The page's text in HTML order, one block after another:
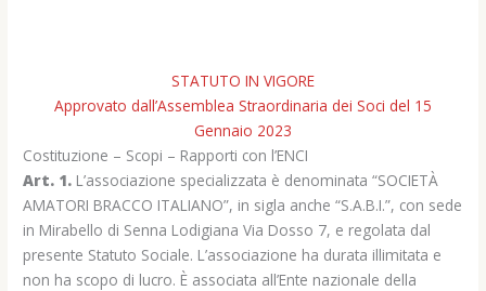
STATUTO IN VIGORE
Approvato dall’Assemblea Straordinaria dei Soci del 15
Gennaio 2023
Costituzione – Scopi – Rapporti con l’ENCI
Art. 1. L’associazione specializzata è denominata “SOCIETÀ
AMATORI BRACCO ITALIANO”, in sigla anche “S.A.B.I.”, con sede
in Mirabello di Senna Lodigiana Via Dosso 7, e regolata dal
presente Statuto Sociale. L’associazione ha durata illimitata e
non ha scopo di lucro. È associata all’Ente nazionale della